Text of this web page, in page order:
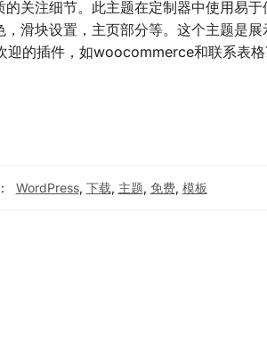
关注细节。此主题在定制器中使用易于
滑块设置，主页部分等。这个主题是
迎的插件，如woocommerce和联系表格
WordPress, 下载, 主题, 免费, 模板